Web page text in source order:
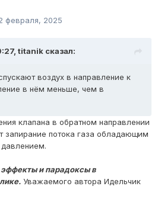
февраля, 2025
titanik сказал:
воздух в направление к
в нём меньше, чем в
клапана в обратном направлении
запирание потока газа обладающим
и парадоксы в
Уважаемого автора Идельчик